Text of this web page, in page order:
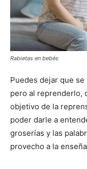
Rabietas en bebés
Puedes dejar que
pero al reprenderlo,
objetivo de la
poder darle a
groserías y las
provecho a la